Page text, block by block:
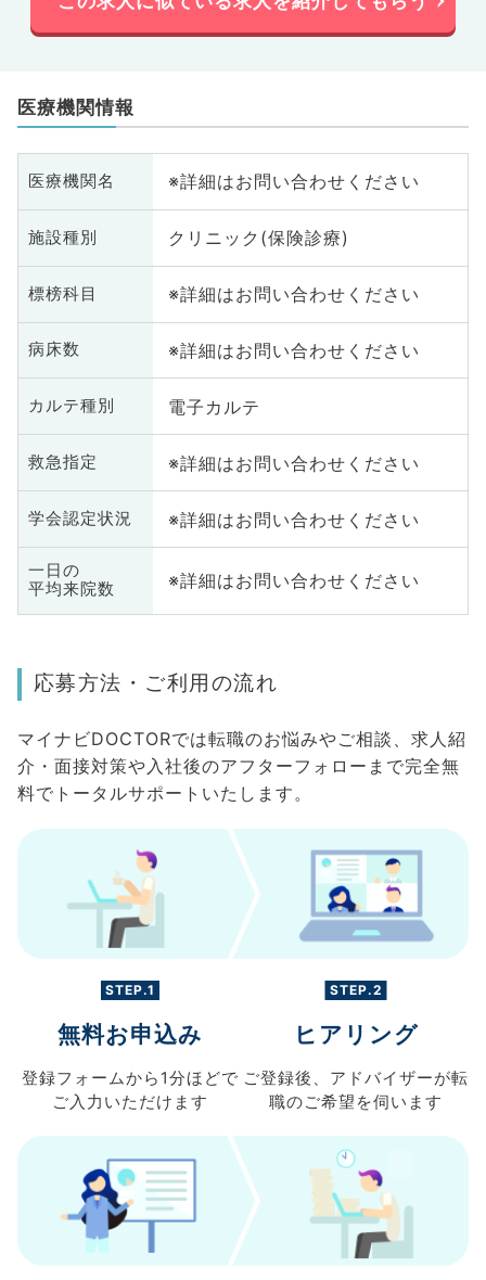
医療機関情報
医療機関名 ※詳細はお問い合わせください
施設種別 クリニック(保険診療)
標榜科目 ※詳細はお問い合わせください
病床数 ※詳細はお問い合わせください
カルテ種別 電子カルテ
救急指定 ※詳細はお問い合わせください
学会認定状況 ※詳細はお問い合わせください
一日の
平均来院数
※詳細はお問い合わせください
応募方法・ご利用の流れ
マイナビDOCTORでは転職のお悩みやご相談、求人紹
介・面接対策や入社後のアフターフォローまで完全無
料でトータルサポートいたします。
STEP.1
無料お申込み
登録フォームから 1分ほどで
ご入力 いただけます
STEP.2
ヒアリング
ご登録後、 アドバイザーが転
職のご希望を伺います